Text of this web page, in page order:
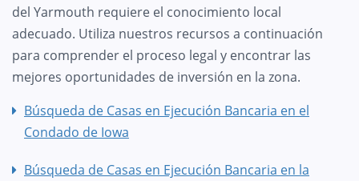
del Yarmouth requiere el conocimiento local
adecuado. Utiliza nuestros recursos a continuación
para comprender el proceso legal y encontrar las
mejores oportunidades de inversión en la zona.
Búsqueda de Casas en Ejecución Bancaria en el
Condado de Iowa
Búsqueda de Casas en Ejecución Bancaria en la